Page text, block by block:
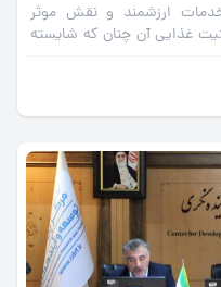
ارزشمند و نقش موثر
غذایی آن چنان که شایسته